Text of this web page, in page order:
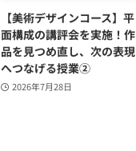
【美術デザインコース】平
面構成の講評会を実施！作
品を見つめ直し、次の表現
へつなげる授業②
2026年7月28日